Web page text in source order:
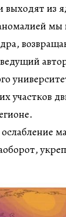
из
мы
участков